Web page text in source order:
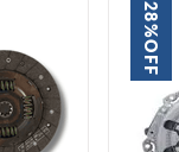
28%
OFF